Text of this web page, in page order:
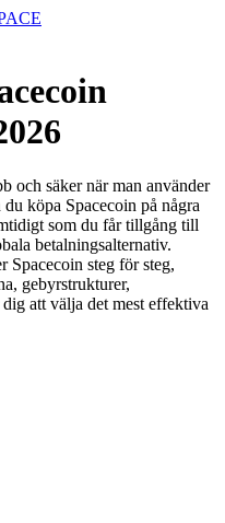
och säker när man använder
du köpa Spacecoin på några
som du får tillgång till
betalningsalternativ.
Spacecoin steg för steg,
gebyrstrukturer,
att välja det mest effektiva